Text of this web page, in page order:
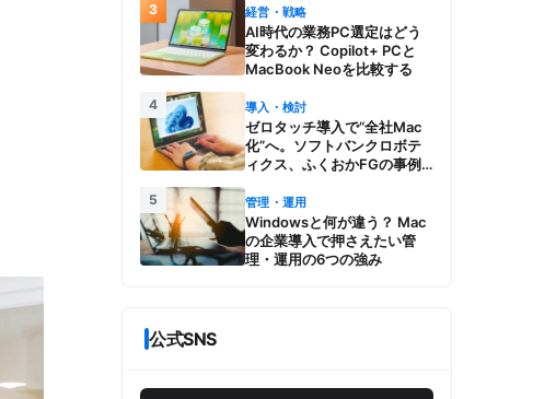
楽しさを、夏のオープンキャ
ンパスでアピール
3 経営・戦略
AI時代の業務PC選定はどう
変わるか？ Copilot+ PCと
MacBook Neoを比較する
4 導入・検討
ゼロタッチ導入で“全社Mac
化”へ。ソフトバンクロボテ
ィクス、ふくおかFGの事例
週のAppleビジネストレン
ド】
5 管理・運用
Windowsと何が違う？ Mac
の企業導入で押さえたい管
理・運用の6つの強み
公式SNS